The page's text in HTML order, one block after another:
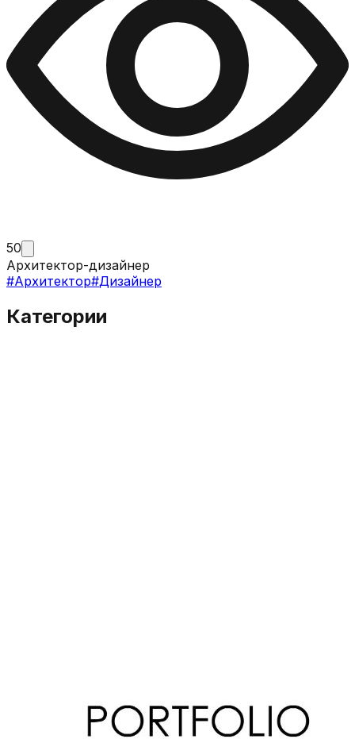
50
Архитектор-дизайнер
#Архитектор#Дизайнер
Категории